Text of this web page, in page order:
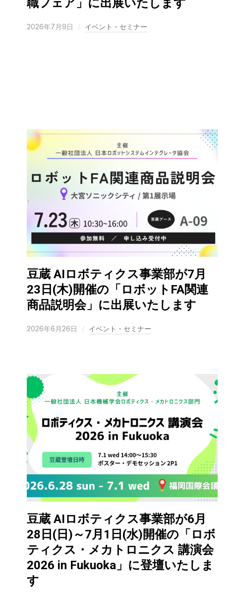
職フェア」に出展いたします
2026年7月9日 イベント・セミナー
豆蔵 AIロボティクス事業部が7月
23日(木)開催の「ロボットFA関連
商品説明会」に出展いたします
2026年6月26日 イベント・セミナー
豆蔵 AIロボティクス事業部が6月
28日(日)～7月1日(水)開催の「ロボ
ティクス・メカトロニクス 講演会
2026 in Fukuoka」に登壇いたしま
す